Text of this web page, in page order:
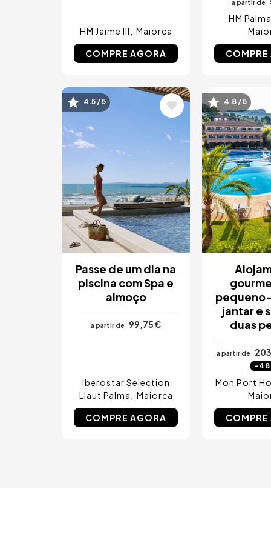
HM Jaime III Maiorca
COMPRE AGORA
a partir de
HM
COMPRE
Imagem
4.5 / 5
Passe de um dia na
piscina com Spa e
almoço
a partir de 99,75 €
Iberostar Selection
Llaut Palma
Maiorca
COMPRE AGORA
Imagem
4.8 / 5
jantar e
duas
a partir de
-
Mon Port
COMPRE